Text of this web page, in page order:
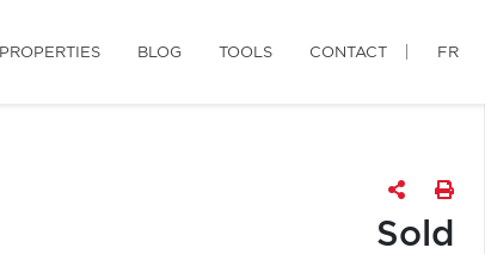
PROPERTIES BLOG TOOLS CONTACT FR
Sold